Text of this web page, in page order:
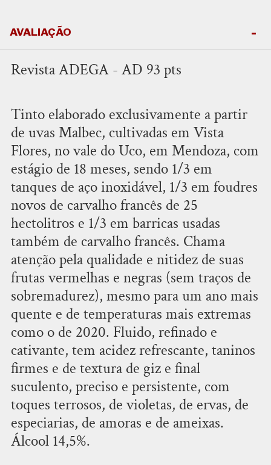
AVALIAÇÃO
Revista ADEGA - AD 93 pts
Tinto elaborado exclusivamente a partir
de uvas Malbec, cultivadas em Vista
Flores, no vale do Uco, em Mendoza, com
estágio de 18 meses, sendo 1/3 em
tanques de aço inoxidável, 1/3 em foudres
novos de carvalho francês de 25
hectolitros e 1/3 em barricas usadas
também de carvalho francês. Chama
atenção pela qualidade e nitidez de suas
frutas vermelhas e negras (sem traços de
sobremadurez), mesmo para um ano mais
quente e de temperaturas mais extremas
como o de 2020. Fluido, refinado e
cativante, tem acidez refrescante, taninos
firmes e de textura de giz e final
suculento, preciso e persistente, com
toques terrosos, de violetas, de ervas, de
especiarias, de amoras e de ameixas.
Álcool 14,5%.